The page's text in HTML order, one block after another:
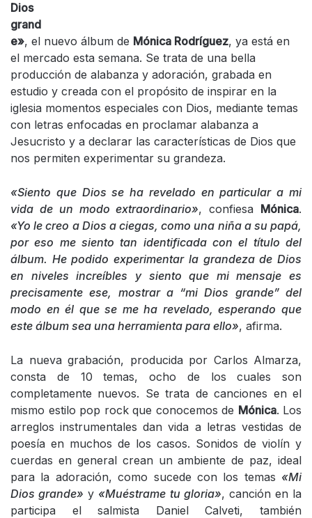
Dios
grand
e», el nuevo álbum de Mónica Rodríguez, ya está en
el mercado esta semana. Se trata de una bella
producción de alabanza y adoración, grabada en
estudio y creada con el propósito de inspirar en la
iglesia momentos especiales con Dios, mediante temas
con letras enfocadas en proclamar alabanza a
Jesucristo y a declarar las características de Dios que
nos permiten experimentar su grandeza.
«Siento que Dios se ha revelado en particular a mi
vida de un modo extraordinario», confiesa Mónica.
«Yo le creo a Dios a ciegas, como una niña a su papá,
por eso me siento tan identificada con el título del
álbum. He podido experimentar la grandeza de Dios
en niveles increíbles y siento que mi mensaje es
precisamente ese, mostrar a “mi Dios grande” del
modo en él que se me ha revelado, esperando que
este álbum sea una herramienta para ello», afirma.
La nueva grabación, producida por Carlos Almarza,
consta de 10 temas, ocho de los cuales son
completamente nuevos. Se trata de canciones en el
mismo estilo pop rock que conocemos de Mónica. Los
arreglos instrumentales dan vida a letras vestidas de
poesía en muchos de los casos. Sonidos de violín y
cuerdas en general crean un ambiente de paz, ideal
para la adoración, como sucede con los temas «Mi
Dios grande» y «Muéstrame tu gloria», canción en la
participa el salmista Daniel Calveti, también